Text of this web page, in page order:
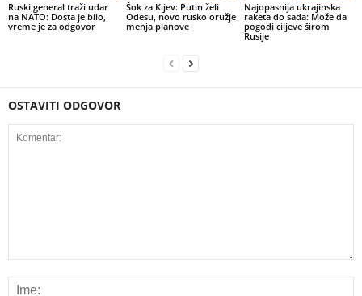
Ruski general traži udar
na NATO: Dosta je bilo,
vreme je za odgovor
Šok za Kijev: Putin želi
Odesu, novo rusko oružje
menja planove
Najopasnija ukrajinska
raketa do sada: Može da
pogodi ciljeve širom
Rusije
OSTAVITI ODGOVOR